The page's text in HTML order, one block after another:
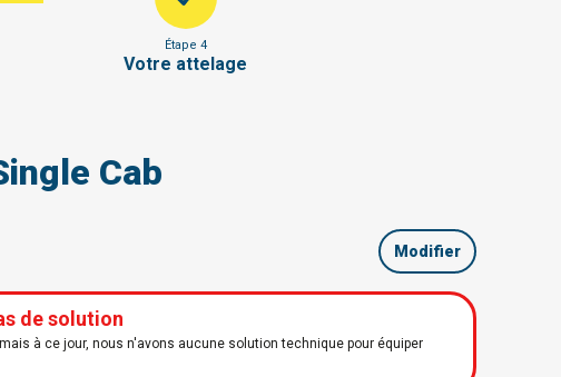
Étape 4
Votre attelage
Cab
Modifier
de solution
à ce jour, nous n'avons aucune solution technique pour équiper